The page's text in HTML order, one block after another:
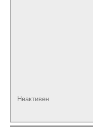
Неактивен